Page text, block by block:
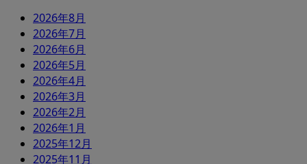
2026年8月
2026年7月
2026年6月
2026年5月
2026年4月
2026年3月
2026年2月
2026年1月
2025年12月
2025年11月